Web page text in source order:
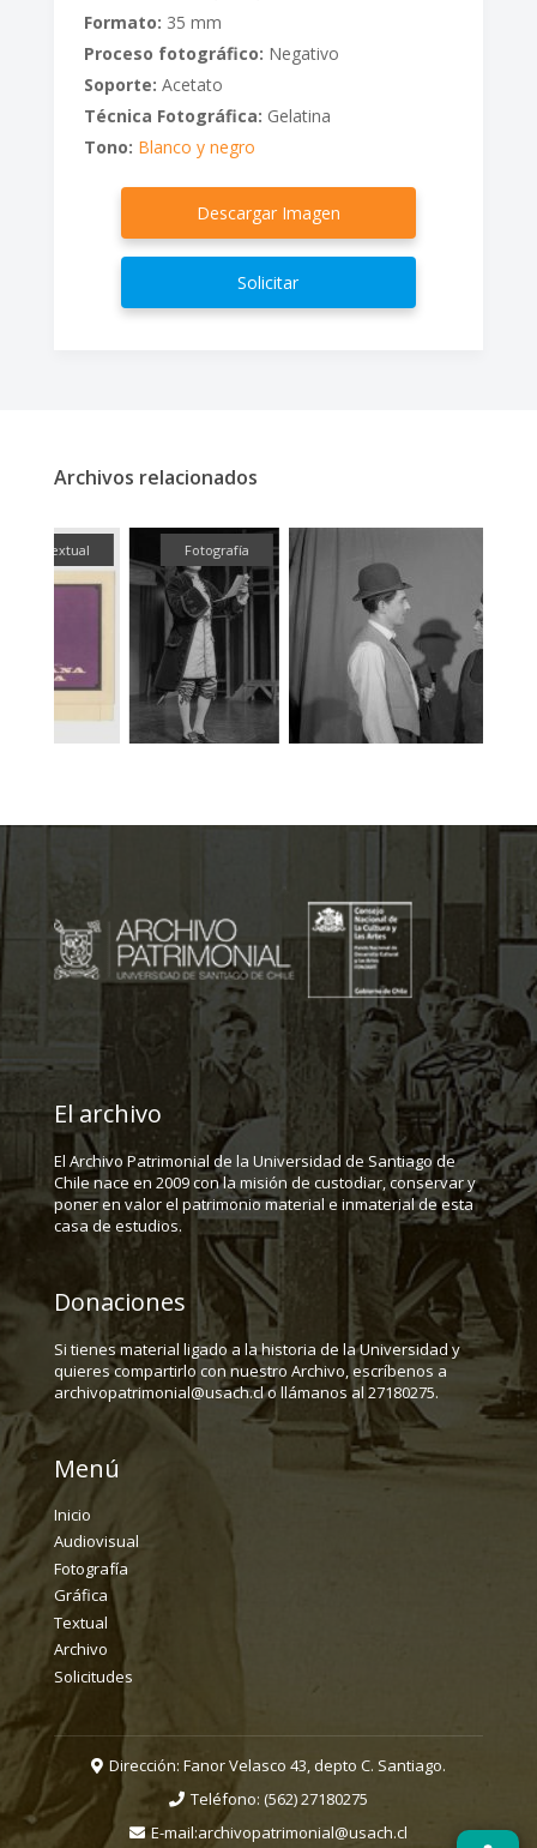
Formato: 35 mm
Proceso fotográfico: Negativo
Soporte: Acetato
Técnica Fotográfica: Gelatina
Tono: Blanco y negro
Descargar Imagen
Solicitar
Archivos relacionados
El archivo
El Archivo Patrimonial de la Universidad de Santiago de
Chile nace en 2009 con la misión de custodiar, conservar y
poner en valor el patrimonio material e inmaterial de esta
casa de estudios.
Donaciones
Si tienes material ligado a la historia de la Universidad y
quieres compartirlo con nuestro Archivo, escríbenos a
archivopatrimonial@usach.cl o llámanos al 27180275.
Menú
Inicio
Audiovisual
Fotografía
Gráfica
Textual
Archivo
Solicitudes
Dirección: Fanor Velasco 43, depto C. Santiago.
Teléfono: (562) 27180275
E-mail:archivopatrimonial@usach.cl